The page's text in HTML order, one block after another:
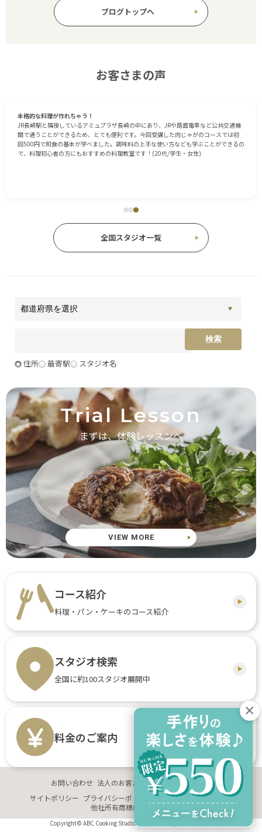
ブログトップへ
お客さまの声
美味しくてお得なレッスンでした
前々から料理教室に参加してみたいと思っていたので、アミュプラザ長崎の4階にある
ABCの体験レッスンを受けに行ってみました。長崎駅の前にあるのでわかりやすい
し、教室の中はカラフルでポップでおしゃれな感じがしました。私は冷たいマルゲリ
ータパスタ＆プチフォカッチャのレッスンに参加したのですが、冷静パスタに加えて
本格的な料理が作れちゃう！
JR長崎駅と隣接しているアミュプラザ長崎の中にあり、JRや路面電車など公共交通機
関で通うことができるため、とても便利です。今回受講した肉じゃがのコースでは初
回500円で和食の基本が学べました。調味料の上手な使い方なども学ぶことができるの
で、料理初心者の方にもおすすめの料理教室です！(20代/学生・女性)
全国スタジオ一覧
住所 最寄駅 スタジオ名
Trial Lesson
まずは、体験レッスンへ
VIEW MORE
コース紹介
料理・パン・ケーキのコース紹介
スタジオ検索
全国に約100スタジオ展開中
料金のご案内
お問い合わせ 法人のお客さま 企業情報
採用情報
サイトポリシー プライバシーポリシー サイトマップ 推奨環境
他社所有商標に関する表示
Copyright© ABC Cooking Studio Co., Ltd. All Rights Reserved.